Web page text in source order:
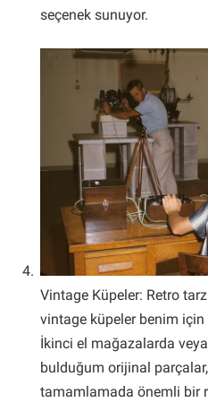
seçenek sunuyor.
Vintage Küpeler: Retro
vintage küpeler benim
İkinci el mağazalarda
bulduğum orijinal
tamamlamada önemli bir